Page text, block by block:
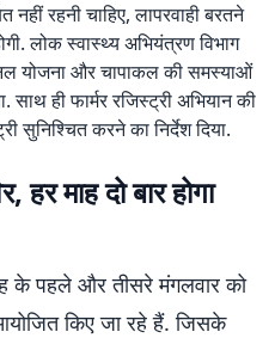
रहनी चाहिए, लापरवाही बरतने
लोक स्वास्थ्य अभियंत्रण विभाग
योजना और चापाकल की समस्याओं
ही फार्मर रजिस्ट्री अभियान की
सुनिश्चित करने का निर्देश दिया.
माह दो बार होगा
के पहले और तीसरे मंगलवार को
किए जा रहे हैं. जिसके